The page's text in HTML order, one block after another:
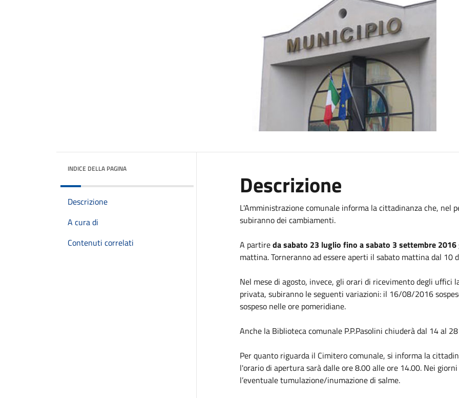
INDICE DELLA PAGINA
Descrizione
A cura di
Contenuti correlati
Descrizione
L'Amministrazione comunale informa la cittadinanza che, nel
subiranno dei cambiamenti.
A partireda sabato 23 luglio fino a sabato 3 settembre 2016
mattina. Torneranno ad essere aperti il sabato mattina dal 10
Nel mese di agosto, invece, gli orari di ricevimento degli
privata, subiranno le seguenti variazioni: il 16/08/2016
sospeso nelle ore pomeridiane.
Anche la Biblioteca comunale P.P.Pasolini chiuderà dal 14 al
Per quanto riguarda il Cimitero comunale, si informa la
l'orario di apertura sarà dalle ore 8.00 alle ore 14.00. Nei
l’eventuale tumulazione/inumazione di salme.